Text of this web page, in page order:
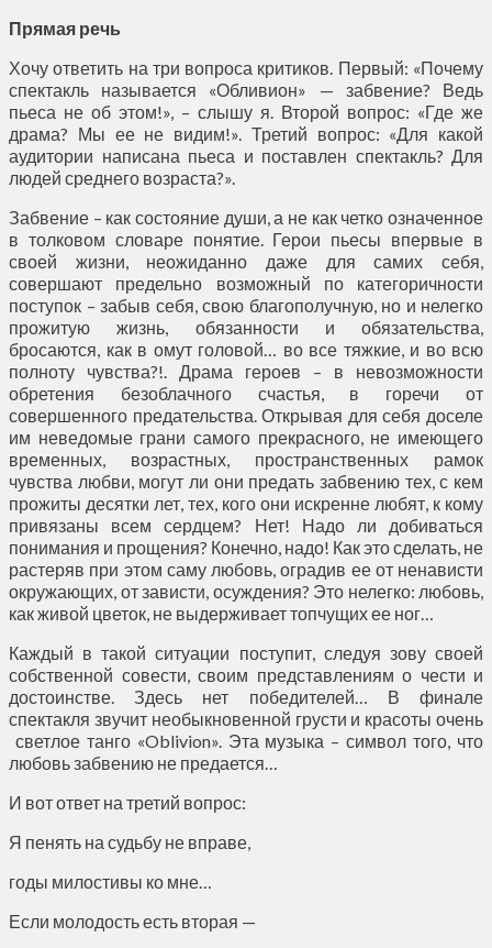
Прямая речь
Хочу ответить на три вопроса критиков. Первый: «Почему
спектакль называется «Обливион» — забвение? Ведь
пьеса не об этом!», – слышу я. Второй вопрос: «Где же
драма? Мы ее не видим!». Третий вопрос: «Для какой
аудитории написана пьеса и поставлен спектакль? Для
людей среднего возраста?».
Забвение – как состояние души, а не как четко означенное
в толковом словаре понятие. Герои пьесы впервые в
своей жизни, неожиданно даже для самих себя,
совершают предельно возможный по категоричности
поступок – забыв себя, свою благополучную, но и нелегко
прожитую жизнь, обязанности и обязательства,
бросаются, как в омут головой… во все тяжкие, и во всю
полноту чувства?!. Драма героев – в невозможности
обретения безоблачного счастья, в горечи от
совершенного предательства. Открывая для себя доселе
им неведомые грани самого прекрасного, не имеющего
временных, возрастных, пространственных рамок
чувства любви, могут ли они предать забвению тех, с кем
прожиты десятки лет, тех, кого они искренне любят, к кому
привязаны всем сердцем? Нет! Надо ли добиваться
понимания и прощения? Конечно, надо! Как это сделать, не
растеряв при этом саму любовь, оградив ее от ненависти
окружающих, от зависти, осуждения? Это нелегко: любовь,
как живой цветок, не выдерживает топчущих ее ног…
Каждый в такой ситуации поступит, следуя зову своей
собственной совести, своим представлениям о чести и
достоинстве. Здесь нет победителей… В финале
спектакля звучит необыкновенной грусти и красоты очень
светлое танго «Oblivion». Эта музыка – символ того, что
любовь забвению не предается…
И вот ответ на третий вопрос:
Я пенять на судьбу не вправе,
годы милостивы ко мне…
Если молодость есть вторая —